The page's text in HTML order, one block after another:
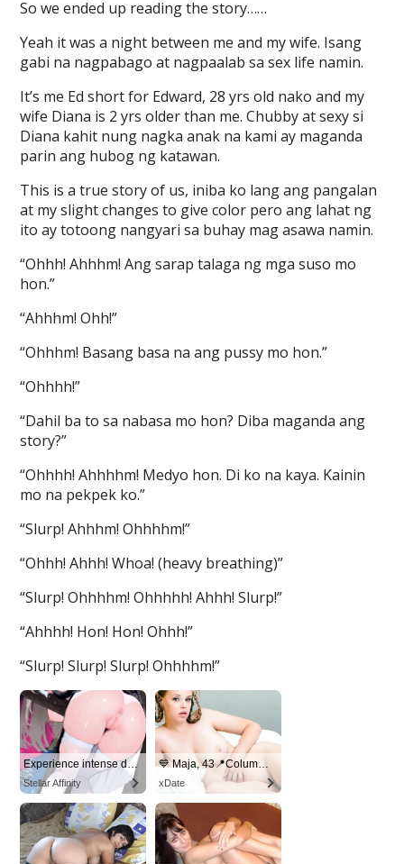
So we ended up reading the story……
Yeah it was a night between me and my wife. Isang
gabi na nagpabago at nagpaalab sa sex life namin.
It’s me Ed short for Edward, 28 yrs old nako and my
wife Diana is 2 yrs older than me. Chubby at sexy si
Diana kahit nung nagka anak na kami ay maganda
parin ang hubog ng katawan.
This is a true story of us, iniba ko lang ang pangalan
at my slight changes to give color pero ang lahat ng
ito ay totoong nangyari sa buhay mag asawa namin.
“Ohhh! Ahhhm! Ang sarap talaga ng mga suso mo
hon.”
“Ahhhm! Ohh!”
“Ohhhm! Basang basa na ang pussy mo hon.”
“Ohhhh!”
“Dahil ba to sa nabasa mo hon? Diba maganda ang
story?”
“Ohhhh! Ahhhhm! Medyo hon. Di ko na kaya. Kainin
mo na pekpek ko.”
“Slurp! Ahhhm! Ohhhhm!”
“Ohhh! Ahhh! Whoa! (heavy breathing)”
“Slurp! Ohhhhm! Ohhhhh! Ahhh! Slurp!”
“Ahhhh! Hon! Hon! Ohhh!”
“Slurp! Slurp! Slurp! Ohhhhm!”